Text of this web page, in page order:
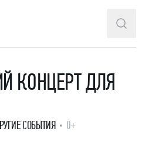
оперы и балета
КОНЦЕРТ ДЛЯ
СОБЫТИЯ 0+